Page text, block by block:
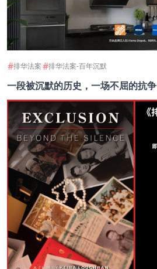
#排华法案#排华法案-百年沉默
一段被沉默的历史，一场不屈的抗争